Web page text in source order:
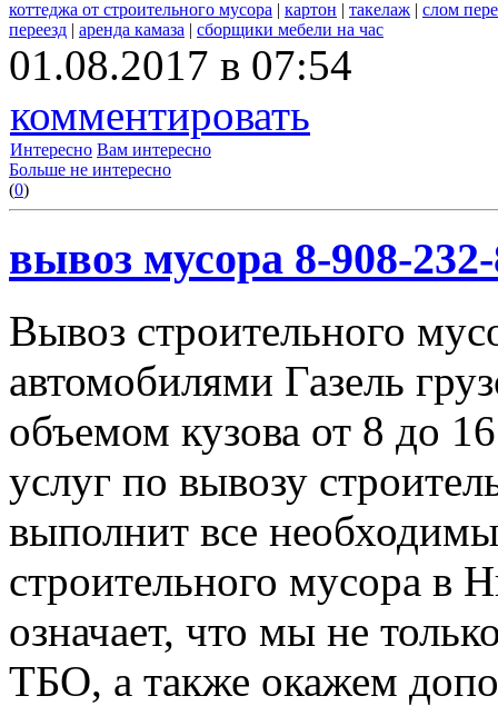
коттеджа от строительного мусора | картон | такелаж | слом
переезд | аренда камаза | сборщики мебели на час
01.08.2017 в 07:54
комментировать
Интересно Вам интересно
Больше не интересно
(0)
вывоз мусора 8-908-
Вывоз строительного
автомобилями Газель
объемом кузова от 8 до
услуг по вывозу
выполнит все
строительного мусора в
означает, что мы не
ТБО, а также окажем